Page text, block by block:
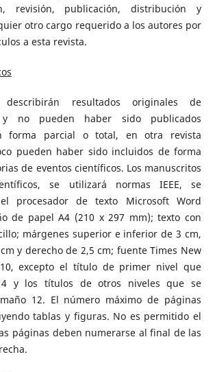
revisión, publicación, distribución y
otro cargo requerido a los autores por
a esta revista.
describirán resultados originales de
y no pueden haber sido publicados
forma parcial o total, en otra revista
pueden haber sido incluidos de forma
de eventos científicos. Los manuscritos
se utilizará normas IEEE, se
procesador de texto Microsoft Word
de papel A4 (210 x 297 mm); texto con
márgenes superior e inferior de 3 cm,
y derecho de 2,5 cm; fuente Times New
excepto el título de primer nivel que
y los títulos de otros niveles que se
12. El número máximo de páginas
tablas y figuras. No es permitido el
páginas deben numerarse al final de las